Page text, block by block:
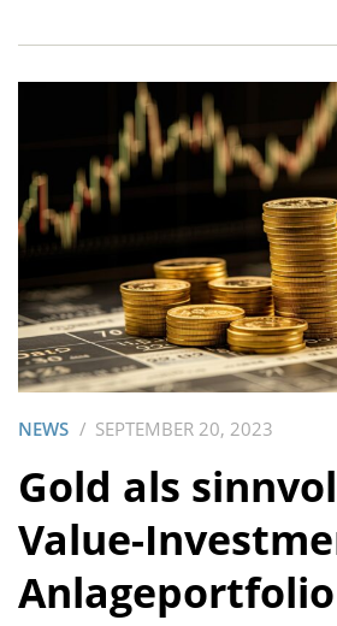
NEWS SEPTEMBER 20, 2023
Gold als
Value-